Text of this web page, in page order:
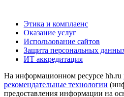
Этика и комплаенс
Оказание услуг
Использование сайтов
Защита персональных
ИТ аккредитация
На информационном ресурсе hh.ru
рекомендательные технологии
предоставления информации на